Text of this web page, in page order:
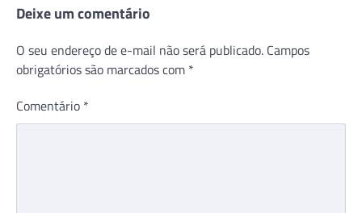
Deixe um comentário
O seu endereço de e-mail não será publicado. Campos
obrigatórios são marcados com *
Comentário *